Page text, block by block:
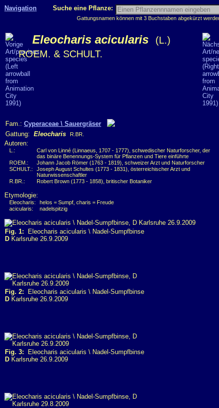
Navigation Suche eine Pflanze:
Gattungsnamen können mit 3 Buchstaben abgekürzt
Eleocharis acicularis
(L.)
ROEM. & SCHULT.
Fam.: Cyperaceae \ Sauergräser
Gattung: Eleocharis R.BR.
Autoren:
L.:
Carl von Linné (Linnaeus, 1707 - 1777), schwedischer Naturforscher, der
das binäre Benennungs-System für Pflanzen und Tiere einführte
ROEM.:
Johann Jacob Römer (1763 - 1819), schweizer Arzt und Naturforscher
SCHULT.:
Joseph August Schultes (1773 - 1831), österreichischer Arzt und
Naturwissenschaftler
R.BR.:
Robert Brown (1773 - 1858), britischer Botaniker
Etymologie:
Eleocharis:
helos = Sumpf, charis = Freude
acicularis:
nadelspitzig
Fig. 1: Eleocharis acicularis \ Nadel-Sumpfbinse
D Karlsruhe 26.9.2009
Fig. 2: Eleocharis acicularis \ Nadel-Sumpfbinse
D Karlsruhe 26.9.2009
Fig. 3: Eleocharis acicularis \ Nadel-Sumpfbinse
D Karlsruhe 26.9.2009